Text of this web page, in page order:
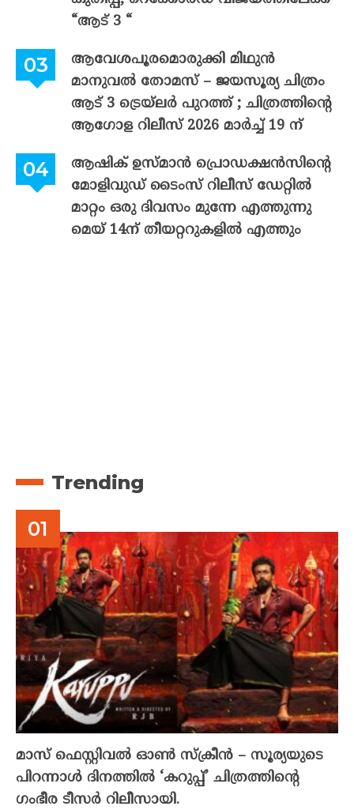
“ആട് 3 “
ആവേശപൂരമൊരുക്കി മിഥുൻ
മാനുവൽ തോമസ് – ജയസൂര്യ ചിത്രം
ആട് 3 ട്രെയ്‌ലർ പുറത്ത് ; ചിത്രത്തിന്റെ
ആഗോള റിലീസ് 2026 മാർച്ച് 19 ന്
ആഷിക് ഉസ്മാൻ പ്രൊഡക്ഷൻസിന്റെ
മോളിവുഡ് ടൈംസ് റിലീസ് ഡേറ്റിൽ
മാറ്റം ഒരു ദിവസം മുന്നേ എത്തുന്നു
മെയ് 14ന് തീയറ്ററുകളിൽ എത്തും
Trending
മാസ് ഫെസ്റ്റിവൽ ഓൺ സ്‌ക്രീൻ – സൂര്യയുടെ
പിറന്നാൾ ദിനത്തിൽ ‘കറുപ്പ്’ ചിത്രത്തിന്റെ
ഗംഭീര ടീസർ റിലീസായി.